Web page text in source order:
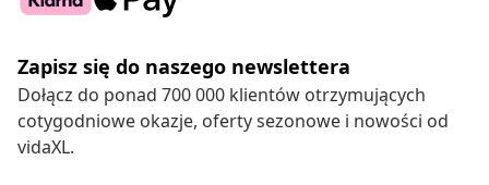
Zapisz się do naszego newslettera
Dołącz do ponad 700 000 klientów otrzymujących
cotygodniowe okazje, oferty sezonowe i nowości od
vidaXL.